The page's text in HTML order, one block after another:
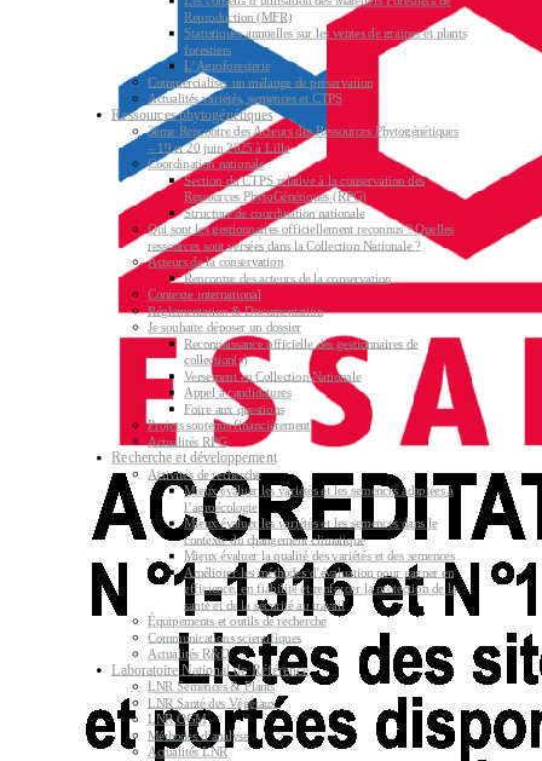
Reproduction (MFR)
Statistiques annuelles sur les ventes de graines et plants
forestiers
L’Agroforesterie
Commercialiser un mélange de préservation
Actualités variétés, semences et CTPS
Ressources phytogénétiques
3ème Rencontre des Acteurs des Ressources Phytogénétiques
– 19 et 20 juin 2025 à Lille
Coordination nationale
Section du CTPS relative à la conservation des
Ressources PhytoGénétiques (RPG)
Structure de coordination nationale
Qui sont les gestionnaires officiellement reconnus ? Quelles
ressources sont versées dans la Collection Nationale ?
Acteurs de la conservation
Rencontre des acteurs de la conservation
Contexte international
Réglementation & Documentation
Je souhaite déposer un dossier
Reconnaissance officielle des gestionnaires de
collection(s)
Versement en Collection Nationale
Appel à candidatures
Foire aux questions
Projets soutenus financièrement
Actualités RPG
Recherche et développement
Activités de recherche
Mieux évaluer les variétés et les semences adaptées à
l’agroécologie
Mieux évaluer les variétés et les semences dans le
contexte du changement climatique
Mieux évaluer la qualité des variétés et des semences
Améliorer les méthodes d’évaluation pour gagner en
efficience, en fiabilité et renforcer la protection de la
santé et de la sécurité au travail
Équipements et outils de recherche
Communications scientifiques
Actualités R&D
Laboratoire National de Référence
LNR Semences & Plants
LNR Santé des Végétaux
LNR OGM
Méthodes d’analyse
Actualités LNR